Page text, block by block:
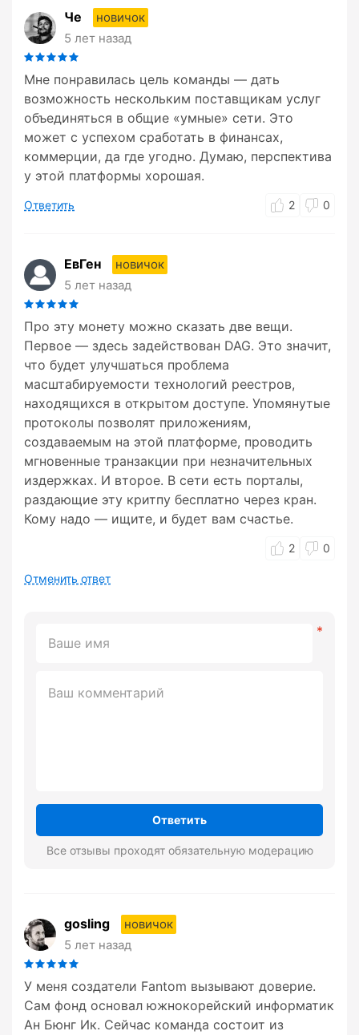
Че
новичок
5 лет назад
Мне понравилась цель команды — дать
возможность нескольким поставщикам услуг
объединяться в общие «умные» сети. Это
может с успехом сработать в финансах,
коммерции, да где угодно. Думаю, перспектива
у этой платформы хорошая.
Ответить 2 0
ЕвГен
новичок
5 лет назад
Про эту монету можно сказать две вещи.
Первое — здесь задействован DAG. Это значит,
что будет улучшаться проблема
масштабируемости технологий реестров,
находящихся в открытом доступе. Упомянутые
протоколы позволят приложениям,
создаваемым на этой платформе, проводить
мгновенные транзакции при незначительных
издержках. И второе. В сети есть порталы,
раздающие эту критпу бесплатно через кран.
Кому надо — ищите, и будет вам счастье.
Отменить ответ
Ответить
Все отзывы проходят обязательную модерацию
2 0
gosling
новичок
5 лет назад
У меня создатели Fantom вызывают доверие.
Сам фонд основал южнокорейский информатик
Ан Бюнг Ик. Сейчас команда состоит из